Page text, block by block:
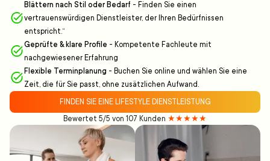
Blättern nach Stil oder Bedarf - Finden Sie einen
vertrauenswürdigen Dienstleister, der Ihren Bedürfnissen
entspricht.“
Geprüfte & klare Profile - Kompetente Fachleute mit
nachgewiesener Erfahrung
Flexible Terminplanung - Buchen Sie online und wählen Sie eine
Zeit, die für Sie passt, ohne zusätzlichen Aufwand.
FINDEN SIE EINE LIFESTYLE DIENSTLEISTUNG
Bewertet 5/5 von 107 Kunden ★★★★★